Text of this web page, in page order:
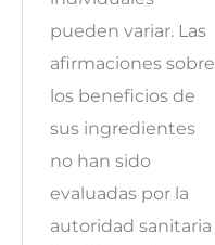
pueden variar. Las
afirmaciones sobre
los beneficios de
sus ingredientes
no han sido
evaluadas por la
autoridad sanitaria